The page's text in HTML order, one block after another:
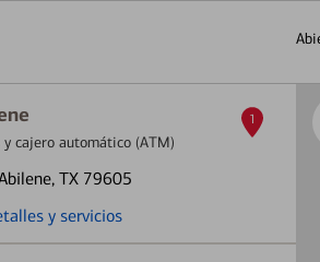
cajero automático (ATM)
TX 79605
y servicios
1